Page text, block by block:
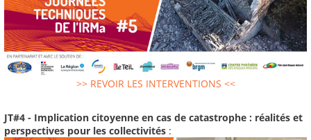
>> REVOIR LES INTERVENTIONS <<
JT#4 - Implication citoyenne en cas de catastrophe : réalités et
perspectives pour les collectivités :